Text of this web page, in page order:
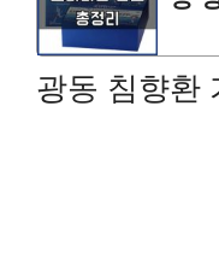
광동 침향환